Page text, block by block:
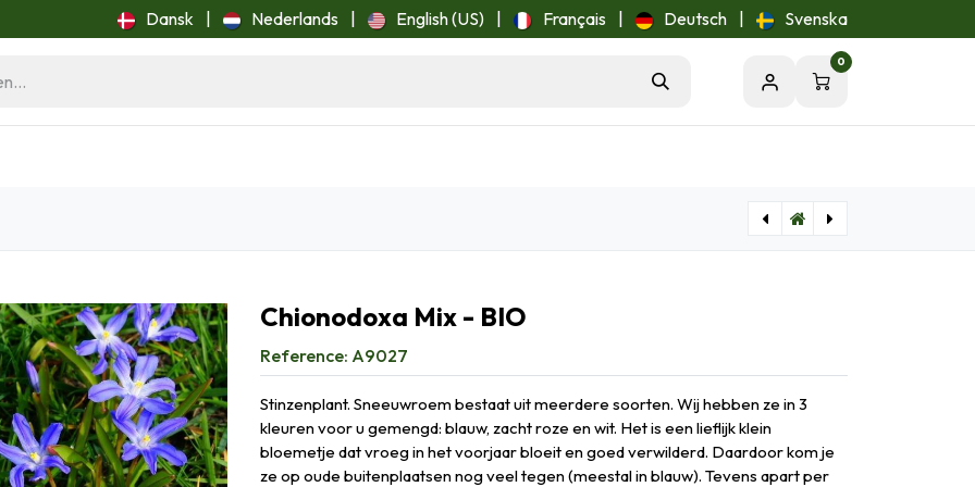
Dansk | Nederlands | English (US) | Français | Deutsch | Svenska
0
Chionodoxa Mix - BIO
Reference: A9027
Stinzenplant. Sneeuwroem bestaat uit meerdere soorten. Wij hebben ze in 3
kleuren voor u gemengd: blauw, zacht roze en wit. Het is een lieflijk klein
bloemetje dat vroeg in het voorjaar bloeit en goed verwilderd. Daardoor kom je
ze op oude buitenplaatsen nog veel tegen (meestal in blauw). Tevens apart per